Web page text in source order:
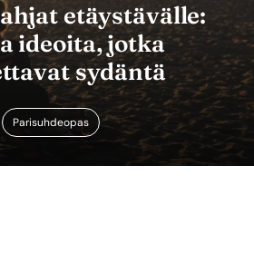
etäystävälle:
ideoita, jotka
sydäntä
Parisuhdeopas